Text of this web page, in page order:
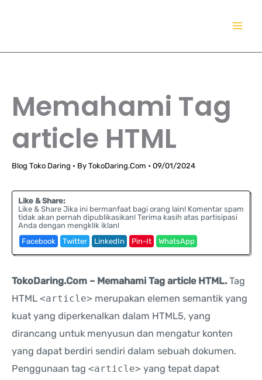
Memahami Tag
article HTML
Blog Toko Daring • By TokoDaring.Com • 09/01/2024
Like & Share:
Like & Share Jika ini bermanfaat bagi orang lain! Komentar spam
tidak akan pernah dipublikasikan! Terima kasih atas partisipasi
Anda dengan mengklik iklan!
Facebook
Twitter LinkedIn Pin-It WhatsApp
TokoDaring.Com – Memahami Tag article HTML. Tag
HTML <article> merupakan elemen semantik yang
kuat yang diperkenalkan dalam HTML5, yang
dirancang untuk menyusun dan mengatur konten
yang dapat berdiri sendiri dalam sebuah dokumen.
Penggunaan tag <article> yang tepat dapat